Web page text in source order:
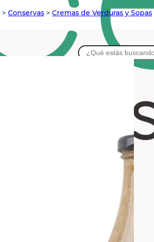
Buscar
> Conservas > Cremas de Verduras y Sopas